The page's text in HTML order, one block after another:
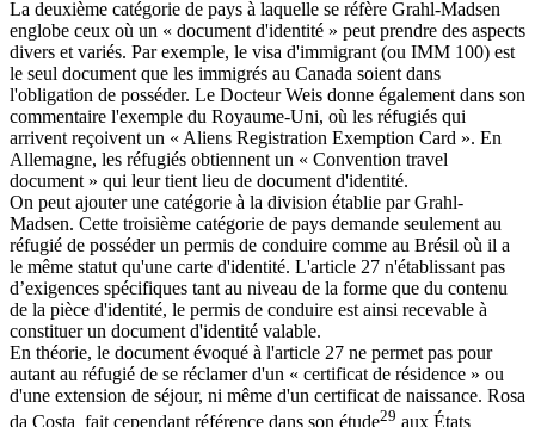
La deuxième catégorie de pays à laquelle se réfère Grahl-Madsen
englobe ceux où un « document d'identité » peut prendre des aspects
divers et variés. Par exemple, le visa d'immigrant (ou IMM 100) est
le seul document que les immigrés au Canada soient dans
l'obligation de posséder. Le Docteur Weis donne également dans son
commentaire l'exemple du Royaume-Uni, où les réfugiés qui
arrivent reçoivent un « Aliens Registration Exemption Card ». En
Allemagne, les réfugiés obtiennent un « Convention travel
document » qui leur tient lieu de document d'identité.
On peut ajouter une catégorie à la division établie par Grahl-
Madsen. Cette troisième catégorie de pays demande seulement au
réfugié de posséder un permis de conduire comme au Brésil où il a
le même statut qu'une carte d'identité. L'article 27 n'établissant pas
d’exigences spécifiques tant au niveau de la forme que du contenu
de la pièce d'identité, le permis de conduire est ainsi recevable à
constituer un document d'identité valable.
En théorie, le document évoqué à l'article 27 ne permet pas pour
autant au réfugié de se réclamer d'un « certificat de résidence » ou
d'une extension de séjour, ni même d'un certificat de naissance. Rosa
da Costa fait cependant référence dans son étude29 aux États